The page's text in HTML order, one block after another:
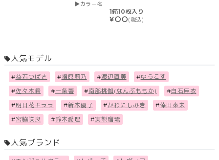
カラー名
1箱10枚入り
￥〇〇(税込)
人気モデル
#益若つばさ #指原莉乃 #渡辺直美 #ゆうこす
#佐々木希 #一条響 #南部桃伽(なんぶももか) #白石麻衣
#明日花キララ #新木優子 #かわにしみき #倖田來未
#宮脇咲良 #鈴木愛理 #実熊瑠琉
人気ブランド